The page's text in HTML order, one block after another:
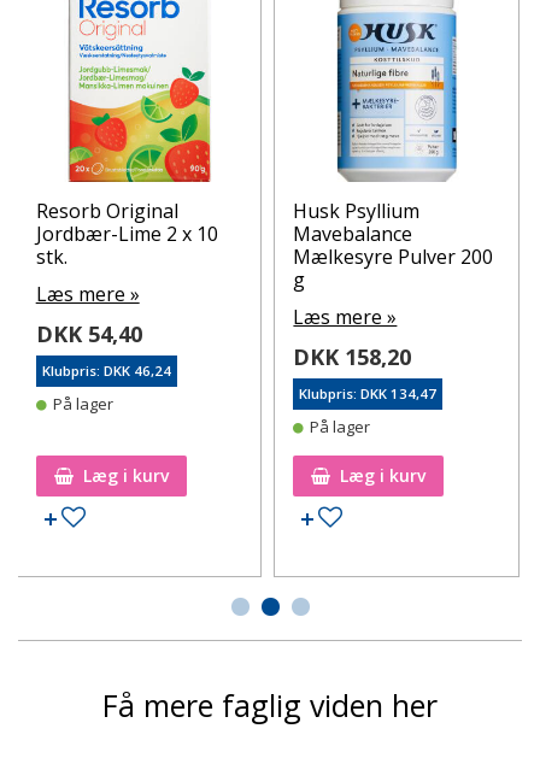
Resorb Original
Jordbær-Lime 2 x 10
stk.
Læs mere »
DKK 54,40
Klubpris: DKK 46,24
På lager
Læg i kurv
Tilføj til ønskeseddel
Husk Psyllium
Mavebalance
Mælkesyre Pulver 200
g
Læs mere »
DKK 158,20
Klubpris: DKK 134,47
På lager
Læg i kurv
Tilføj til ønskeseddel
Få mere faglig viden her